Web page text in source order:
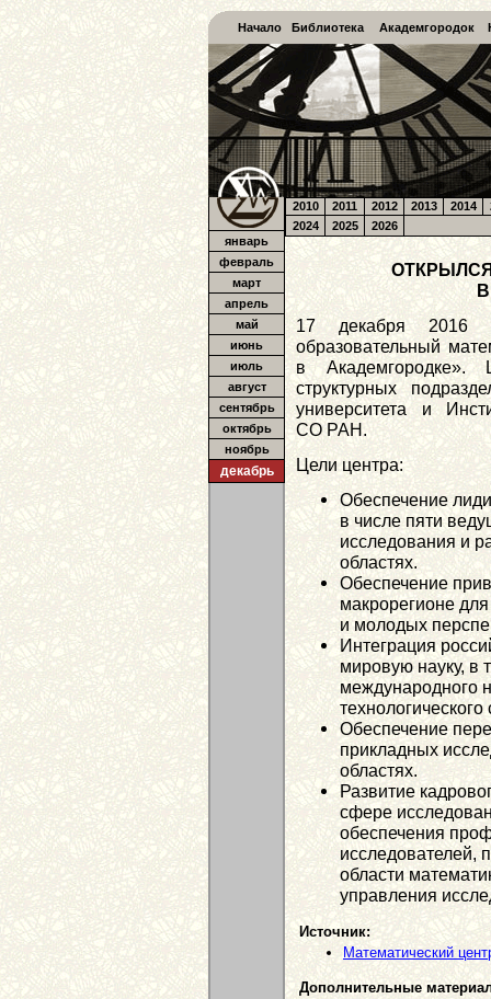
Начало Библиотека Академгородок
январь
февраль
март
апрель
май
июнь
июль
август
сентябрь
октябрь
ноябрь
декабрь
2010 2011 2012 2013 2014
2024
2025 2026
17 декабря 2016
образовательный
в Академгородке».
структурных
университета и
СО РАН.
Цели центра:
Обеспечение
в числе пяти
исследования и
областях.
Обеспечение
макрорегионе
и молодых
Интеграция
мировую науку, в
международного
технологического
Обеспечение
прикладных
областях.
Развитие
сфере
обеспечения
исследователей,
области
управления
Источник:
Математический
Дополнительные